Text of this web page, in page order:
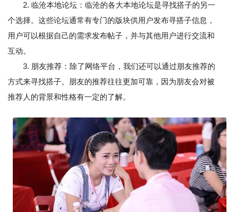
2. 临沧本地论坛：临沧的各大本地论坛是寻找搭子的另一
个选择。这些论坛通常有专门的版块供用户发布寻搭子信息，
用户可以根据自己的需求发布帖子，并与其他用户进行交流和
互动。
3. 朋友推荐：除了网络平台，我们还可以通过朋友推荐的
方式来寻找搭子。朋友的推荐往往更加可靠，因为朋友会对被
推荐人的背景和性格有一定的了解。